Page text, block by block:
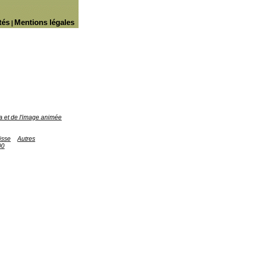
Mentions légales
et de l'image animée
Autres